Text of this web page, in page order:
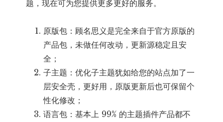
题，现在可为您提供更多更好的服务。
原版包：顾名思义是完全来自于官方原版的
产品包，未做任何改动，更新源稳定且安
全；
子主题：优化子主题犹如给您的站点加了一
层安全壳，更好用，原版更新后也可保留个
性化修改；
语言包：基本上 99% 的主题插件产品都不